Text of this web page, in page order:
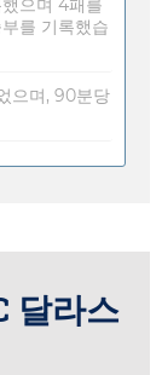
으며 4패를
를 기록했습
으며, 90분당
달라스